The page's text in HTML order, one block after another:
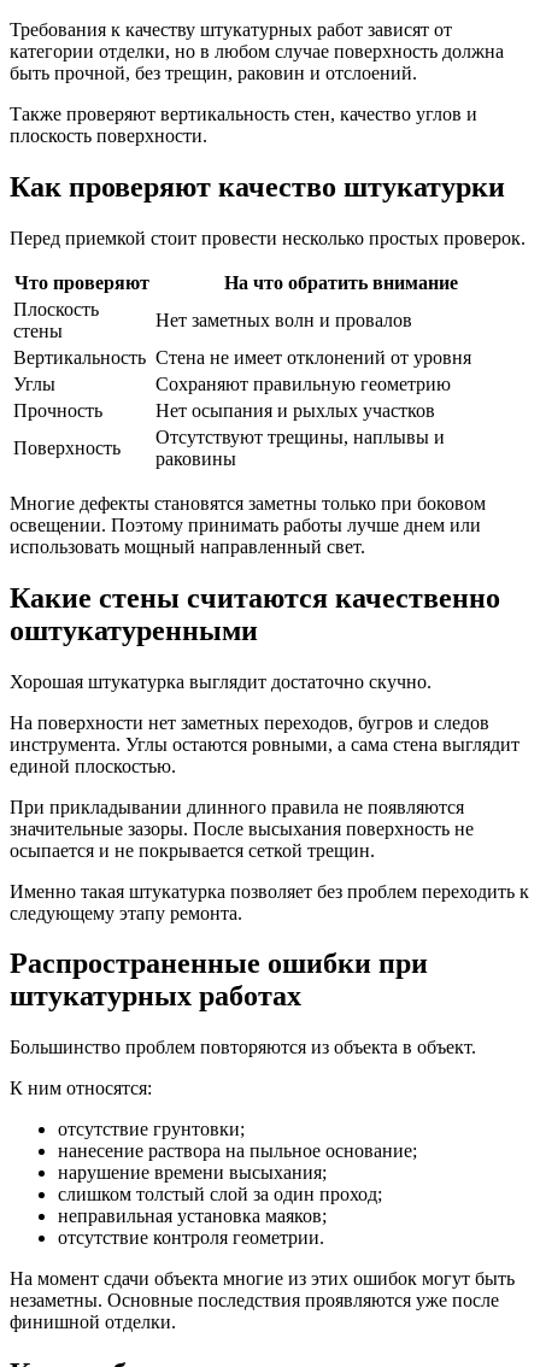
Требования к качеству штукатурных работ зависят от
категории отделки, но в любом случае поверхность должна
быть прочной, без трещин, раковин и отслоений.
Также проверяют вертикальность стен, качество углов и
плоскость поверхности.
Как проверяют качество штукатурки
Перед приемкой стоит провести несколько простых проверок.
Что проверяют
На что обратить внимание
Плоскость
стены
Нет заметных волн и провалов
Вертикальность Стена не имеет отклонений от уровня
Углы
Сохраняют правильную геометрию
Прочность
Нет осыпания и рыхлых участков
Поверхность
Отсутствуют трещины, наплывы и
раковины
Многие дефекты становятся заметны только при боковом
освещении. Поэтому принимать работы лучше днем или
использовать мощный направленный свет.
Какие стены считаются качественно
оштукатуренными
Хорошая штукатурка выглядит достаточно скучно.
На поверхности нет заметных переходов, бугров и следов
инструмента. Углы остаются ровными, а сама стена выглядит
единой плоскостью.
При прикладывании длинного правила не появляются
значительные зазоры. После высыхания поверхность не
осыпается и не покрывается сеткой трещин.
Именно такая штукатурка позволяет без проблем переходить к
следующему этапу ремонта.
Распространенные ошибки при
штукатурных работах
Большинство проблем повторяются из объекта в объект.
К ним относятся:
отсутствие грунтовки;
нанесение раствора на пыльное основание;
нарушение времени высыхания;
слишком толстый слой за один проход;
неправильная установка маяков;
отсутствие контроля геометрии.
На момент сдачи объекта многие из этих ошибок могут быть
незаметны. Основные последствия проявляются уже после
финишной отделки.